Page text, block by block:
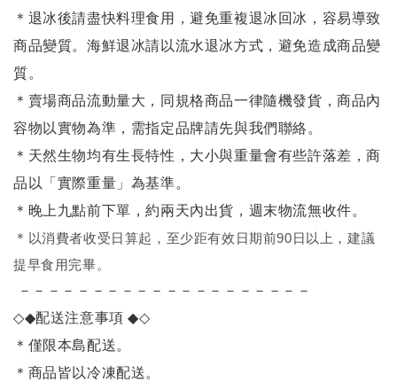
＊退冰後請盡快料理食用，避免重複退冰回冰，容易導致
商品變質。海鮮退冰請以流水退冰方式，避免造成商品變
質。
＊賣場商品流動量大，同規格商品一律隨機發貨，商品內
容物以實物為準，需指定品牌請先與我們聯絡。
＊天然生物均有生長特性，大小與重量會有些許落差，商
品以「實際重量」為基準。
＊晚上九點前下單，約兩天內出貨，週末物流無收件。
＊ 以消費者收受日算起，至少距有效日期前90日以上，建議
提早食用完畢。
－－－－－－－－－－－－－－－－－－－－
◇◆配送注意事項◆◇
＊僅限本島配送。
＊商品皆以冷凍配送。